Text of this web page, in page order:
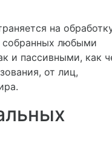
на
собранных любыми
и пассивными, как
от лиц,